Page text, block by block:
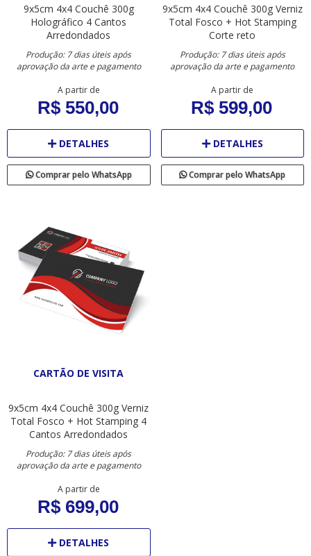
9x5cm 4x4 Couchê 300g
Holográfico 4 Cantos
Arredondados
Produção: 7 dias úteis após
aprovação da arte e pagamento
A partir de
R$ 550,00
DETALHES
Comprar pelo WhatsApp
9x5cm 4x4 Couchê 300g Verniz
Total Fosco + Hot Stamping
Corte reto
Produção: 7 dias úteis após
aprovação da arte e pagamento
A partir de
R$ 599,00
DETALHES
Comprar pelo WhatsApp
CARTÃO DE VISITA
9x5cm 4x4 Couchê 300g Verniz
Total Fosco + Hot Stamping 4
Cantos Arredondados
Produção: 7 dias úteis após
aprovação da arte e pagamento
A partir de
R$ 699,00
DETALHES